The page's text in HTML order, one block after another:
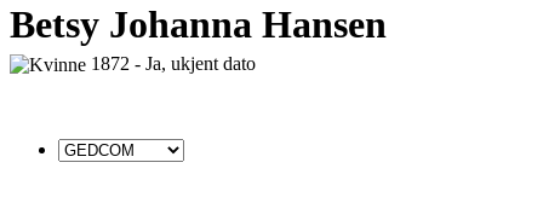
Betsy Johanna Hansen
1872 - Ja, ukjent dato